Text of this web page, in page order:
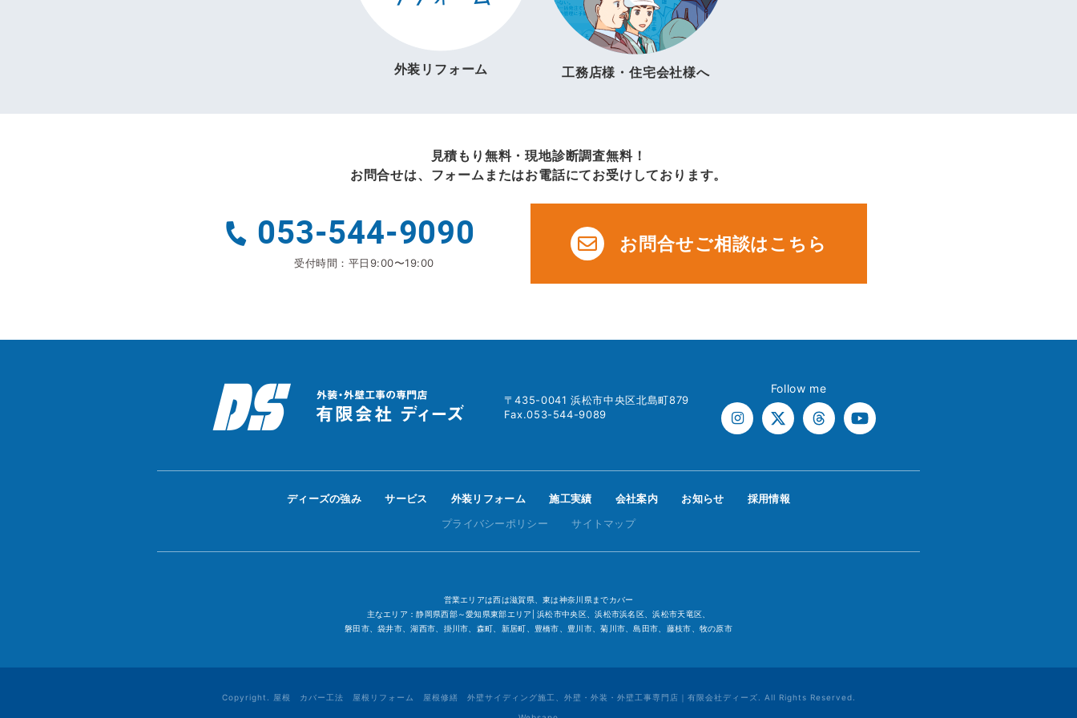
外装リフォーム 工務店様・住宅会社様へ
見積もり無料・現地診断調査無料！
お問合せは、フォームまたはお電話にてお受けしております。
053-544-9090
受付時間：平日9:00〜19:00
お問合せご相談はこちら
〒435-0041 浜松市中央区北島町879
Fax.053-544-9089
Follow me
ディーズの強み サービス 外装リフォーム 施工実績 会社案内 お知らせ
採用情報
プライバシーポリシー
サイトマップ
営業エリアは西は滋賀県、東は神奈川県までカバー
主なエリア：静岡県西部～愛知県東部エリア| 浜松市中央区、浜松市浜名区、浜松市天竜区、
磐田市、袋井市、湖西市、掛川市、森町、新居町、豊橋市、豊川市、菊川市、島田市、藤枝市、牧の原市
Copyright. 屋根 カバー工法 屋根リフォーム 屋根修繕 外壁サイディング施工、外壁・外装・外壁工事専門店｜有限会社ディーズ. All Rights Reserved.